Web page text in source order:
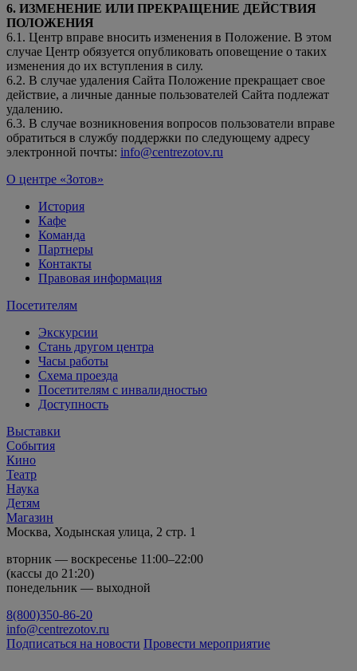
6. ИЗМЕНЕНИЕ ИЛИ ПРЕКРАЩЕНИЕ ДЕЙСТВИЯ
ПОЛОЖЕНИЯ
6.1. Центр вправе вносить изменения в Положение. В этом
случае Центр обязуется опубликовать оповещение о таких
изменения до их вступления в силу.
6.2. В случае удаления Сайта Положение прекращает свое
действие, а личные данные пользователей Сайта подлежат
удалению.
6.3. В случае возникновения вопросов пользователи вправе
обратиться в службу поддержки по следующему адресу
электронной почты: info@centrezotov.ru
О центре «Зотов»
История
Кафе
Команда
Партнеры
Контакты
Правовая информация
Посетителям
Экскурсии
Стань другом центра
Часы работы
Схема проезда
Посетителям с инвалидностью
Доступность
Выставки
События
Кино
Театр
Наука
Детям
Магазин
Москва, Ходынская улица, 2 стр. 1
вторник — воскресенье 11:00–22:00
(кассы до 21:20)
понедельник — выходной
8(800)350-86-20
info@centrezotov.ru
Подписаться на новости Провести мероприятие